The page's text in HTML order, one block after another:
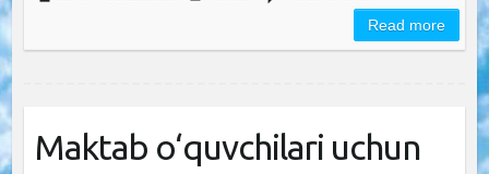
Read more
Maktab o‘quvchilari uchun